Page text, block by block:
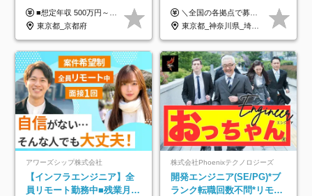
■想定年収 500万円～900万円 月給制 月給278,000円～ ※残業が発生した場合、残業代を別途全額支給します ※試用期間2ヶ月あり(待遇や給与に差異はありません)
東京都_京都府
年の自社ITスクール研修あ
り/年休130日
＼全国の各拠点で募集中！／ 給与は以下の通り、勤務地により異なります。 札幌：月給23万円～27万円 仙台：月給22万円～26万円 新潟：月給22万円～26万円 東京：月給26万円～30万円 大阪：月給24万円～29万円 福岡：月給23.5万円～27万円 沖縄：月給21万円～26万円 ◎給与は知識や経験を考慮して決定します。 ◎残業は別途全額支給します。 ◎試用期間12カ月あり（給与は以下の通りです。その他条件に変更はありません） （試用期間の給与） 札幌：月給18.6万円～ 仙台：月給19万円～ 新潟：月給18万円～ 東京：月給22万円～ 大阪：月給20.8万円～ 福岡：月給19万円～ 沖縄：月給18万円～
東京都_神奈川県_埼玉県_千葉県_大阪府_愛知県_北海道_青森県_岩手県_宮城県_秋田県_山形県_福島県_茨城県_栃木県_群馬県_新潟県_山梨県_長野県_富山県_石川県_福井県_静岡県_岐阜県_三重県_兵庫県_京都府_滋賀県_奈良県_和歌山県_広島県_岡山県_鳥取県_島根県_山口県_徳島県_香川県_愛媛県_高知県_福岡県_熊本県_佐賀県_長崎県_大分県_宮崎県_鹿児島県_沖縄県
アワーズシップ株式会社
【インフラエンジニア】全
員リモート勤務中■残業月
株式会社Phoenixテクノロジーズ
開発エンジニア(SE/PG)*ブ
ランク転職回数不問*リモー